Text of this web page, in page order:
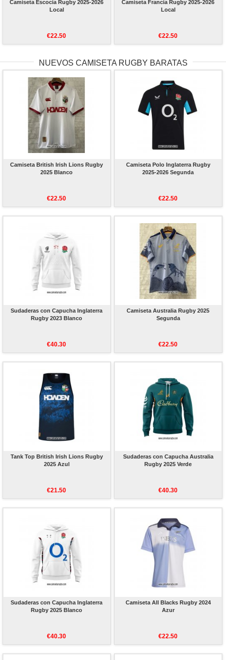
Camiseta Escocia Rugby 2025-2026
Local
€22.50
Camiseta Francia Rugby 2025-2026
Local
€22.50
NUEVOS CAMISETA RUGBY BARATAS
Camiseta British Irish Lions Rugby
2025 Blanco
€22.50
Camiseta Polo Inglaterra Rugby
2025-2026 Segunda
€22.50
Sudaderas con Capucha Inglaterra
Rugby 2023 Blanco
€40.30
Camiseta Australia Rugby 2025
Segunda
€22.50
Tank Top British Irish Lions Rugby
2025 Azul
€21.50
Sudaderas con Capucha Australia
Rugby 2025 Verde
€40.30
Sudaderas con Capucha Inglaterra
Rugby 2025 Blanco
€40.30
Camiseta All Blacks Rugby 2024
Azur
€22.50